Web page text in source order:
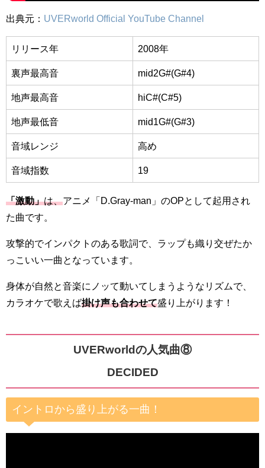
出典元： UVERworld Official YouTube Channel
リリース年 2008年
裏声最高音 mid2G#(G#4)
地声最高音 hiC#(C#5)
地声最低音 mid1G#(G#3)
音域レンジ 高め
音域指数 19
「激動」は、アニメ「D.Gray-man」のOPとして起用され
た曲です。
攻撃的でインパクトのある歌詞で、ラップも織り交ぜたか
っこいい一曲となっています。
身体が自然と音楽にノッて動いてしまうようなリズムで、
カラオケで歌えば掛け声も合わせて盛り上がります！
UVERworldの人気曲⑧
DECIDED
イントロから盛り上がる一曲！